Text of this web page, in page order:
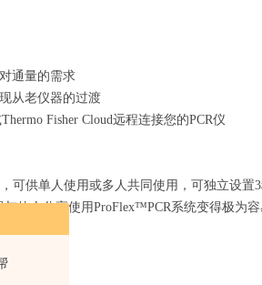
通量的需求
从老仪器的过渡
Fisher Cloud远程连接您的PCR仪
可供单人使用或多人共同使用，可独立设
他人分享使用ProFlex™PCR系统变得极为